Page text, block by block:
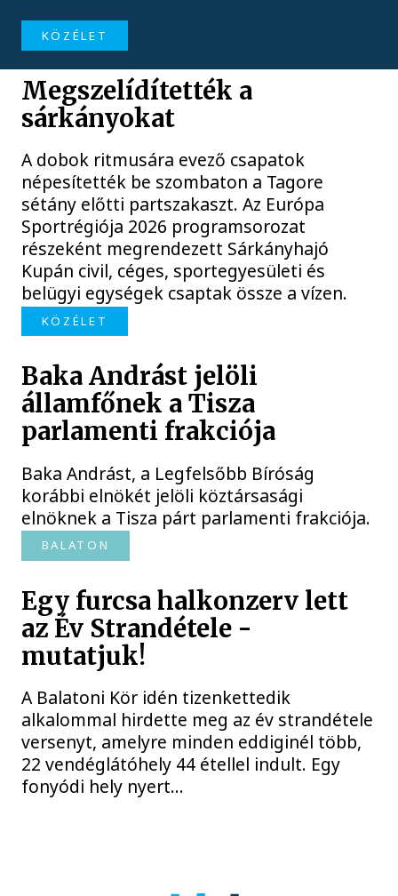
KÖZÉLET
Megszelídítették a
sárkányokat
A dobok ritmusára evező csapatok
népesítették be szombaton a Tagore
sétány előtti partszakaszt. Az Európa
Sportrégiója 2026 programsorozat
részeként megrendezett Sárkányhajó
Kupán civil, céges, sportegyesületi és
belügyi egységek csaptak össze a vízen.
KÖZÉLET
Baka Andrást jelöli
államfőnek a Tisza
parlamenti frakciója
Baka Andrást, a Legfelsőbb Bíróság
korábbi elnökét jelöli köztársasági
elnöknek a Tisza párt parlamenti frakciója.
BALATON
Egy furcsa halkonzerv lett
az Év Strandétele -
mutatjuk!
A Balatoni Kör idén tizenkettedik
alkalommal hirdette meg az év strandétele
versenyt, amelyre minden eddiginél több,
22 vendéglátóhely 44 étellel indult. Egy
fonyódi hely nyert...